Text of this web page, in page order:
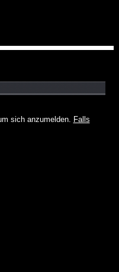
sich anzumelden. Falls